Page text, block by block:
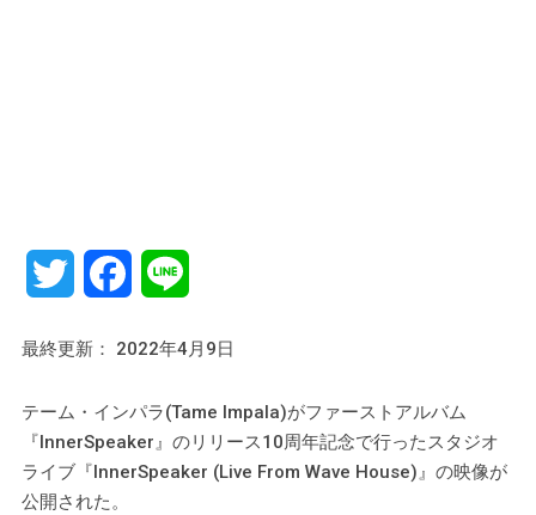
Twitter Facebook
最終更新： 2022年4月9日
テーム・インパラ(Tame Impala)がファーストアルバム
『InnerSpeaker』のリリース10周年記念で行ったスタジオ
ライブ『InnerSpeaker (Live From Wave House)』の映像が
公開された。